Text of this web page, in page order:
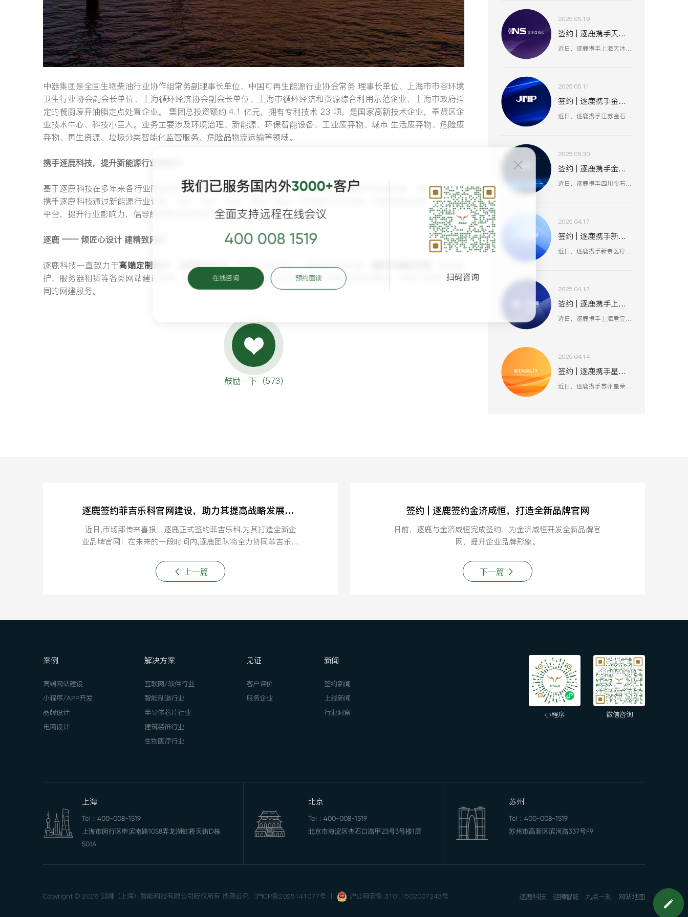
中器集团是全国生物柴油行业协作组常务副理事长单位、中国可再生能源行业协会常务 理事长单位、上海市市容环境
卫生行业协会副会长单位、上海循环经济协会副会长单位、上海市循环经济和资源综合利用示范企业、上海市政府指
定的餐厨废弃油脂定点处置企业。 集团总投资额约 4.1 亿元，拥有专利技术 23 项，是国家高新技术企业，奉贤区企
业技术中心、科技小巨人。业务主要涉及环境治理、新能源、环保智能设备、工业废弃物、城市 生活废弃物、危险废
弃物、再生资源、垃圾分类智能化监管服务、危险品物流运输等领域。
携手逐鹿科技，提升新能源行业影响力
基于逐鹿科技在多年来各行业网站建设的理解和沉淀，且具备丰富的大中型集团企业的案例实施经验，中器集团选择
携手逐鹿科技通过新能源行业调研、分析、设计、开发、建设、测试、培训等环节的实施，构建具有创意的信息展示
平台，提升行业影响力，倡导能源再生的美好品德形象。
逐鹿 —— 倾匠心设计 建精致网站
逐鹿科技一直致力于高端定制设计 品牌官网开发、营销型网站设计、老网站升级改版、
护、服务器租赁等各类网站建设业务，坚持匠心设计，站在用户的立场，始终为用户的利益着想，为客户提供与众不
同的网建服务。
鼓励一下（573）
2025.05.19
签约 | 逐鹿携手天沐自动化 数智赋能工业创新生态
近日，逐鹿携手上海天沐自动化仪表有限公司，聚焦数智化技术融合，以创新驱动工业场景升级，助力天沐自动化在智能制造、传感器研发等业务板块，深化数智应用，开启高效协同、精准创新的发展新篇 。
2025.05.11
签约 | 逐鹿携手金石集团 数智赋能油气装备产业升级
近日，逐鹿携手江苏金石机械集团（原金浦机械厂、金湖石油机械有限公司 ），以数智化技术为引擎，聚焦油气装备产业创新升级，助力金石集团在研发、生产、服务全流程提效，驱动高压油气井口装备等业务开启数智化增长新篇 。
2025.05.30
签约 | 逐鹿携手金石亚药 数智赋能医药产业新增长
近日，逐鹿携手四川金石亚洲医药股份有限公司，以数智化手段赋能医药产业升级，聚焦创新驱动与价值深挖，助力金石亚药在医药健康、新材料及机械设备等业务板块，开启高效增长、精准运营的全新阶段 。
2025.04.17
签约 | 逐鹿携手新奈 数据赋能品牌策略升级
近日，逐鹿携手新奈医疗，数据赋能品牌策略升级，以创新为驱动，以用户为中心，助力其开启品牌增长新纪元。
2025.04.17
签约 | 逐鹿携手上海君昱 打造数字营销新生态
近日，逐鹿携手上海君昱信息科技有限公司，赋能品牌形象数字化，以全新的互联网形象为品牌营销赋能。
2025.04.14
签约 | 逐鹿携手星荣 焕新升级品牌官网
近日，逐鹿携手苏州星荣汽车技术有限公司，助力为旌科技数字化官网平台全面升级，赋能品牌形象数字化，以全新形象为品牌营销赋能。
逐鹿签约菲吉乐科官网建设，助力其提高战略发展定位
近日,市场部传来喜报！逐鹿正式签约菲吉乐科,为其打造全新企
业品牌官网！在未来的一段时间内,逐鹿团队将全力协同菲吉乐科
上一篇
签约 | 逐鹿签约金济咸恒，打造全新品牌官网
日前，逐鹿与金济咸恒完成签约，为金济咸恒开发全新品牌官
网，提升企业品牌形象。
下一篇
案例
高端网站建设
小程序/APP开发
品牌设计
电商设计
解决方案
互联网/软件行业
智能制造行业
半导体芯片行业
建筑装饰行业
生物医疗行业
见证
客户评价
服务企业
新闻
签约新闻
上线新闻
行业洞察
小程序 微信咨询
上海
Tel： 400-008-1519
上海市闵行区申滨南路1058弄龙湖虹桥天街D栋
501A
北京
Tel： 400-008-1519
北京市海淀区杏石口路甲23号3号楼1层
苏州
Tel： 400-008-1519
苏州市高新区滨河路337号F9
Copyright © 2026 迎狮（上海）智能科技有限公司版权所有 抄袭必究 沪ICP备2025141077号 丨 沪公网安备 31011502007243号 逐鹿科技 迎狮智能 九点一刻 网站地图
我们已服务国内外3000+客户
全面支持远程在线会议
400 008 1519
在线咨询 预约面谈 扫码咨询